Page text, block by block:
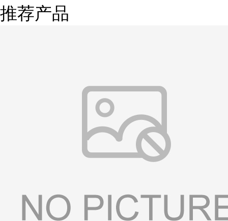
推荐产品